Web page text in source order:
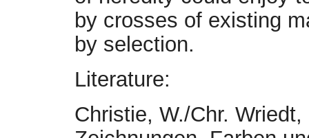
by crosses of existing
by selection.
Literature:
Christie, W./Chr.